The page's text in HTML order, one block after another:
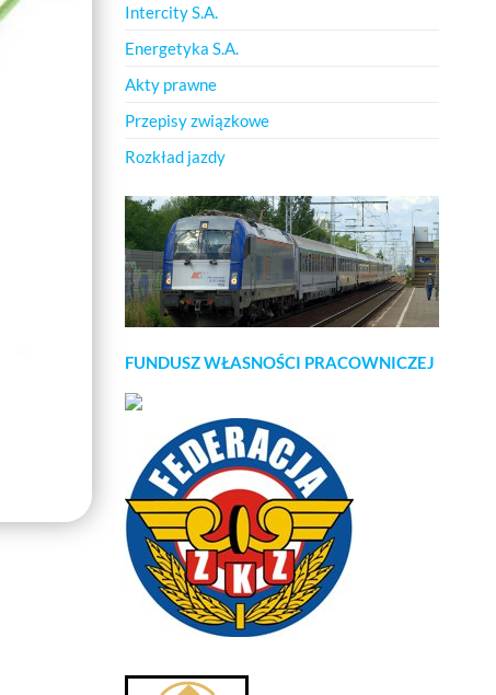
Intercity S.A.
Energetyka S.A.
Akty prawne
Przepisy związkowe
Rozkład jazdy
FUNDUSZ WŁASNOŚCI PRACOWNICZEJ